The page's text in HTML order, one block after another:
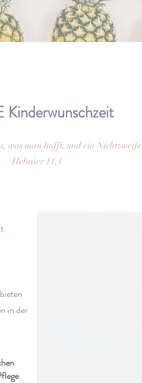
Kinderwunschzeit
was man hofft, und ein
Hebräer 11,1
in der